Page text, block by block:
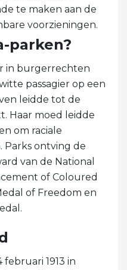
te maken aan de
voorzieningen.
parken?
in burgerrechten
passagier op een
leidde tot de
Haar moed leidde
om raciale
Parks ontving de
van de National
of Coloured
of Freedom en
1913 in